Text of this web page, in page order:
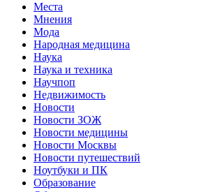
Места
Мнения
Мода
Народная медицина
Наука
Наука и техника
Научпоп
Недвижимость
Новости
Новости ЗОЖ
Новости медицины
Новости Москвы
Новости путешествий
Ноутбуки и ПК
Образование